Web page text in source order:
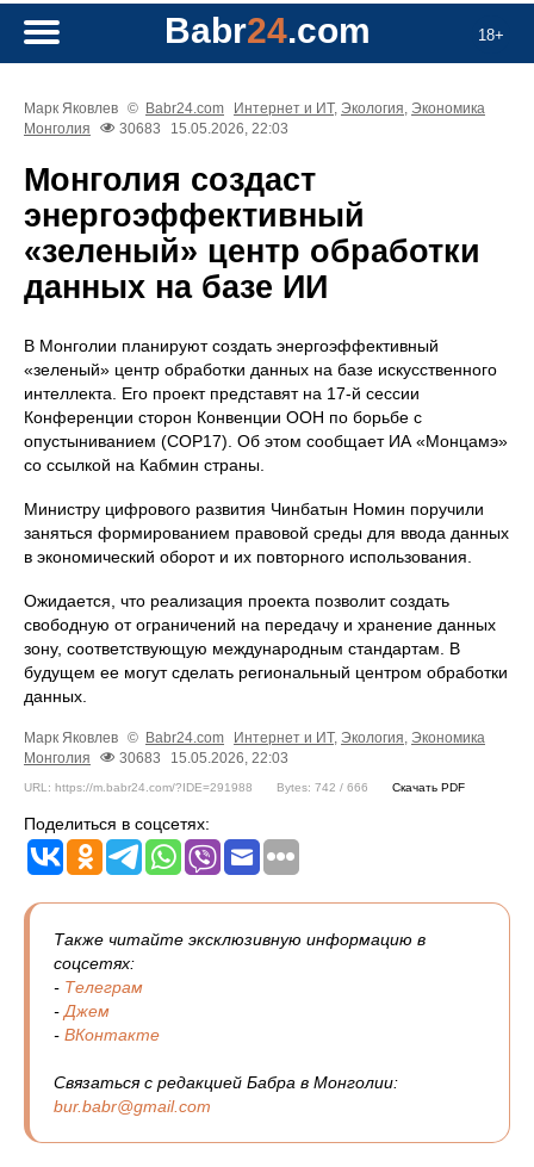
18+
Babr24.com
Марк Яковлев © Babr24.com Интернет и ИТ, Экология, Экономика
Монголия
30683 15.05.2026, 22:03
Монголия создаст
энергоэффективный
«зеленый» центр обработки
данных на базе ИИ
В Монголии планируют создать энергоэффективный
«зеленый» центр обработки данных на базе искусственного
интеллекта. Его проект представят на 17-й сессии
Конференции сторон Конвенции ООН по борьбе с
опустыниванием (COP17). Об этом сообщает ИА «Монцамэ»
со ссылкой на Кабмин страны.
Министру цифрового развития Чинбатын Номин поручили
заняться формированием правовой среды для ввода данных
в экономический оборот и их повторного использования.
Ожидается, что реализация проекта позволит создать
свободную от ограничений на передачу и хранение данных
зону, соответствующую международным стандартам. В
будущем ее могут сделать региональный центром обработки
данных.
Марк Яковлев © Babr24.com Интернет и ИТ, Экология, Экономика
Монголия
30683 15.05.2026, 22:03
URL: https://m.babr24.com/?IDE=291988 Bytes: 742 / 666 Скачать PDF
Поделиться в соцсетях:
Также читайте эксклюзивную информацию в
соцсетях:
- Телеграм
-Джем
- ВКонтакте
Связаться с редакцией Бабра в Монголии:
bur.babr@gmail.com